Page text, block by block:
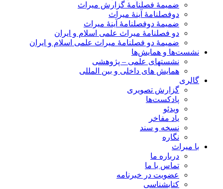
ضمیمۀ فصلنامۀ گزارش میراث
دوفصلنامۀ آینۀ میراث
ضمیمۀ دوفصلنامۀ آینۀ میراث
دو فصلنامۀ میراث علمی اسلام و ایران
ضمیمۀ دو فصلنامۀ میراث علمی اسلام و ایران
نشست‌ها و همایش‌ها
نشستهای علمی – پژوهشی
همایش های داخلی و بین المللی
گالری
گزارش تصویری
پادکست‌ها
ویدئو
یاد مفاخر
نسخه و سند
نگاره
با میراث
درباره ما
تماس با ما
عضویت در خبرنامه
کتابشناسی